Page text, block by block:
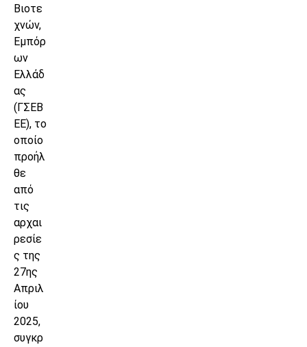
Βιοτε
χνών,
Εμπόρ
ων
Ελλάδ
ας
(ΓΣΕΒ
ΕΕ), το
οποίο
προήλ
θε
από
τις
αρχαι
ρεσίε
ς της
27ης
Απριλ
ίου
2025,
συγκρ